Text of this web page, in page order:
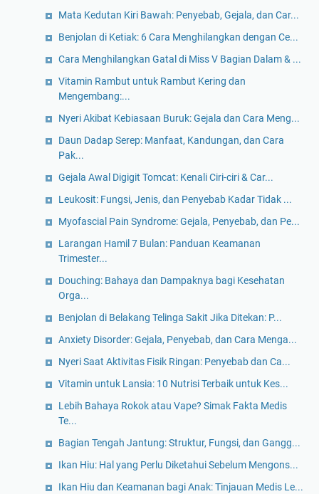
Mata Kedutan Kiri Bawah: Penyebab, Gejala, dan Car...
Benjolan di Ketiak: 6 Cara Menghilangkan dengan Ce...
Cara Menghilangkan Gatal di Miss V Bagian Dalam & ...
Vitamin Rambut untuk Rambut Kering dan
Mengembang:...
Nyeri Akibat Kebiasaan Buruk: Gejala dan Cara Meng...
Daun Dadap Serep: Manfaat, Kandungan, dan Cara
Pak...
Gejala Awal Digigit Tomcat: Kenali Ciri-ciri & Car...
Leukosit: Fungsi, Jenis, dan Penyebab Kadar Tidak ...
Myofascial Pain Syndrome: Gejala, Penyebab, dan Pe...
Larangan Hamil 7 Bulan: Panduan Keamanan
Trimester...
Douching: Bahaya dan Dampaknya bagi Kesehatan
Orga...
Benjolan di Belakang Telinga Sakit Jika Ditekan: P...
Anxiety Disorder: Gejala, Penyebab, dan Cara Menga...
Nyeri Saat Aktivitas Fisik Ringan: Penyebab dan Ca...
Vitamin untuk Lansia: 10 Nutrisi Terbaik untuk Kes...
Lebih Bahaya Rokok atau Vape? Simak Fakta Medis
Te...
Bagian Tengah Jantung: Struktur, Fungsi, dan Gangg...
Ikan Hiu: Hal yang Perlu Diketahui Sebelum Mengons...
Ikan Hiu dan Keamanan bagi Anak: Tinjauan Medis Le...